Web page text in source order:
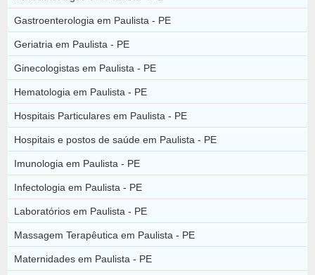
Gastroenterologia em Paulista - PE
Geriatria em Paulista - PE
Ginecologistas em Paulista - PE
Hematologia em Paulista - PE
Hospitais Particulares em Paulista - PE
Hospitais e postos de saúde em Paulista - PE
Imunologia em Paulista - PE
Infectologia em Paulista - PE
Laboratórios em Paulista - PE
Massagem Terapêutica em Paulista - PE
Maternidades em Paulista - PE